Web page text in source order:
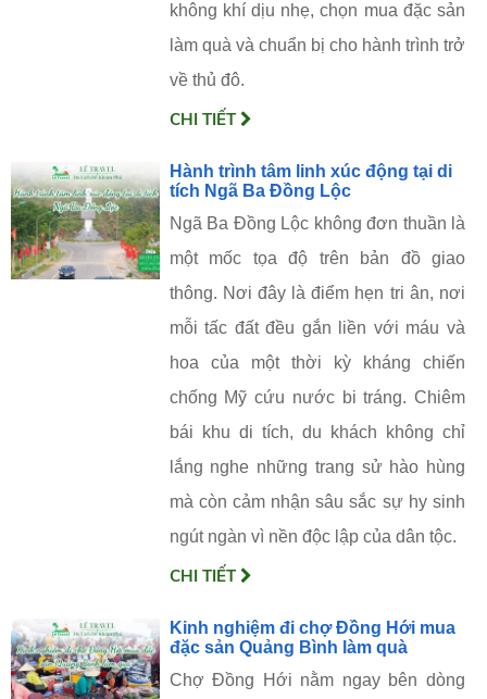
không khí dịu nhẹ, chọn mua đặc sản
làm quà và chuẩn bị cho hành trình trở
về thủ đô.
CHI TIẾT
Hành trình tâm linh xúc động tại di
tích Ngã Ba Đồng Lộc
Ngã Ba Đồng Lộc không đơn thuần là
một mốc tọa độ trên bản đồ giao
thông. Nơi đây là điểm hẹn tri ân, nơi
mỗi tấc đất đều gắn liền với máu và
hoa của một thời kỳ kháng chiến
chống Mỹ cứu nước bi tráng. Chiêm
bái khu di tích, du khách không chỉ
lắng nghe những trang sử hào hùng
mà còn cảm nhận sâu sắc sự hy sinh
ngút ngàn vì nền độc lập của dân tộc.
CHI TIẾT
Kinh nghiệm đi chợ Đồng Hới mua
đặc sản Quảng Bình làm quà
Chợ Đồng Hới nằm ngay bên dòng